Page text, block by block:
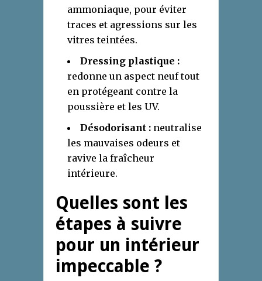
ammoniaque, pour éviter
traces et agressions sur les
vitres teintées.
Dressing plastique :
redonne un aspect neuf tout
en protégeant contre la
poussière et les UV.
Désodorisant : neutralise
les mauvaises odeurs et
ravive la fraîcheur
intérieure.
Quelles sont les
étapes à suivre
pour un intérieur
impeccable ?